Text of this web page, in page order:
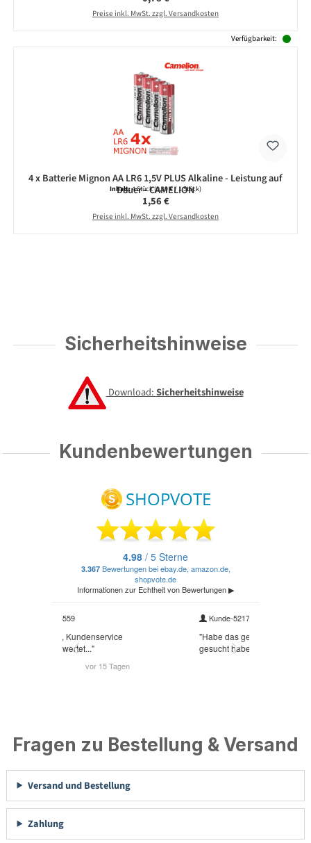
Preise inkl. MwSt. zzgl. Versandkosten
Verfügbarkeit:
4 x Batterie Mignon AA LR6 1,5V PLUS Alkaline - Leistung auf
Dauer - CAMELION
Inhalt:4 Stück(0,39 € / 1 Stück)
Regulärer Preis:
1,56 €
Preise inkl. MwSt. zzgl. Versandkosten
Sicherheitshinweise
Download:Sicherheitshinweise
Kundenbewertungen
Fragen zu Bestellung & Versand
Versand und Bestellung
Zahlung